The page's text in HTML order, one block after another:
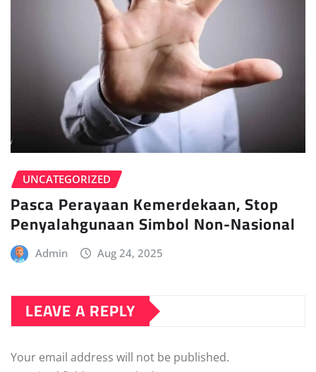
UNCATEGORIZED
Pasca Perayaan Kemerdekaan, Stop
Penyalahgunaan Simbol Non-Nasional
Admin Aug 24, 2025
LEAVE A REPLY
Your email address will not be published.